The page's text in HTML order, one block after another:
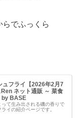
でふっくら
ュフライ【2026年2月7
ネット通販 ～ 菜食
by BASE
て生み出される磯の香りで
イの紹介ページです。